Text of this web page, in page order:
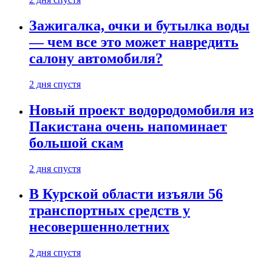
Зажигалка, очки и бутылка воды
— чем все это может навредить
салону автомобиля?
2 дня спустя
Новый проект водородомобиля из
Пакистана очень напоминает
большой скам
2 дня спустя
В Курской области изъяли 56
транспортных средств у
несовершеннолетних
2 дня спустя